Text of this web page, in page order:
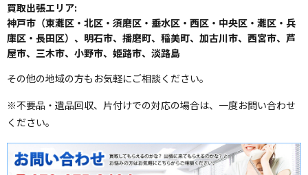
買取出張エリア:
神戸市（東灘区・北区・須磨区・垂水区・西区・中央区・灘区・兵
庫区・長田区）、明石市、播磨町、稲美町、加古川市、西宮市、芦
屋市、三木市、小野市、姫路市、淡路島
その他の地域の方もお気軽にご相談ください。
※不要品・遺品回収、片付けでの対応の場合は、一度お問い合わせ
ください。